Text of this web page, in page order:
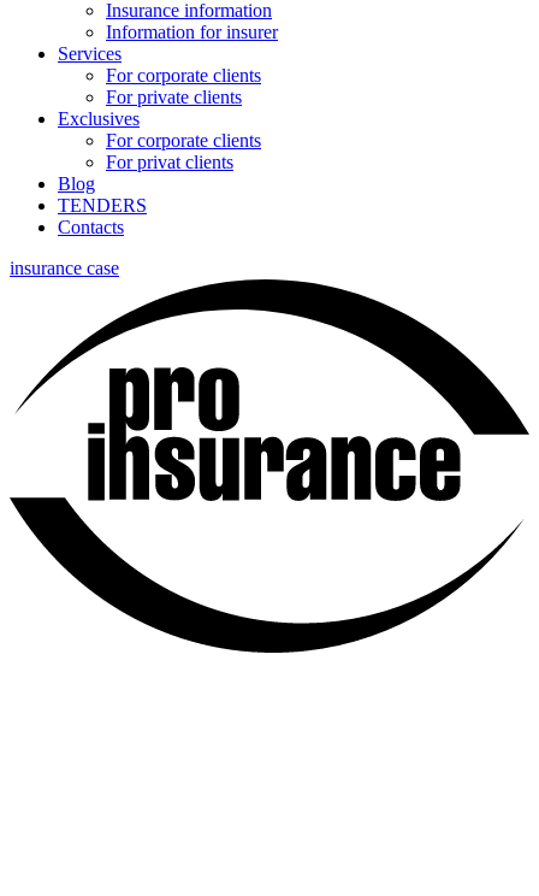
Insurance information
Information for insurer
Services
For corporate clients
For private clients
Exclusives
For corporate clients
For privat clients
Blog
TENDERS
Contacts
insurance case